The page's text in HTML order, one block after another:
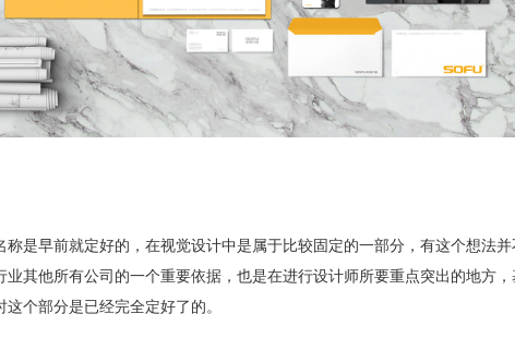
是早前就定好的，在视觉设计中是属于比较固定的一部分，有这个想法并
其他所有公司的一个重要依据，也是在进行设计师所要重点突出的地方
个部分是已经完全定好了的。